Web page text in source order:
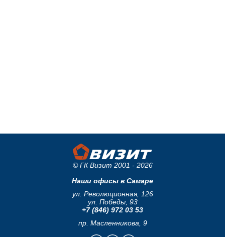
© ГК Визит 2001 - 2026
Наши офисы в Самаре
ул. Революционная, 126
ул. Победы, 93
+7 (846) 972 03 53
пр. Масленникова, 9